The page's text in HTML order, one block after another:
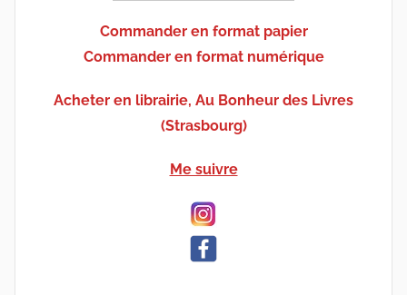
Commander en format papier
Commander en format numérique
Acheter en librairie, Au Bonheur des Livres
(Strasbourg)
Me suivre